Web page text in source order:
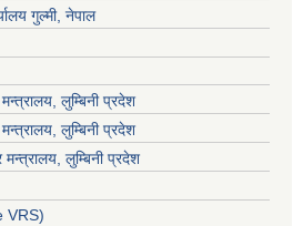
गुल्मी, नेपाल
लुम्बिनी प्रदेश
लुम्बिनी प्रदेश
मन्त्रालय, लुम्बिनी प्रदेश
VRS)